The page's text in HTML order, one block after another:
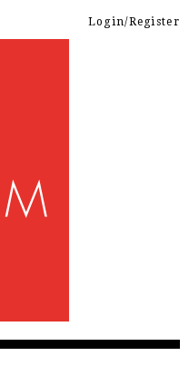
Login/Register